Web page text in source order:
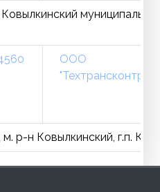
ООО
р-н Ковылкинский, г.п.